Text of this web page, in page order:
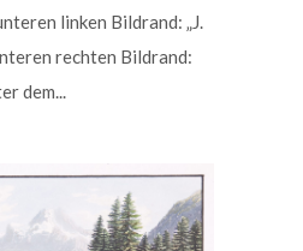
linken Bildrand: „J.
rechten Bildrand:
dem...